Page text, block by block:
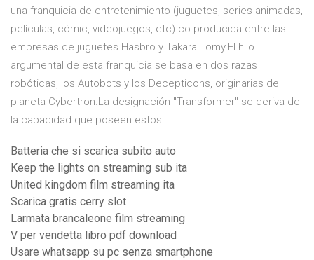
una franquicia de entretenimiento (juguetes, series animadas,
películas, cómic, videojuegos, etc) co-producida entre las
empresas de juguetes Hasbro y Takara Tomy.El hilo
argumental de esta franquicia se basa en dos razas
robóticas, los Autobots y los Decepticons, originarias del
planeta Cybertron.La designación "Transformer" se deriva de
la capacidad que poseen estos
Batteria che si scarica subito auto
Keep the lights on streaming sub ita
United kingdom film streaming ita
Scarica gratis cerry slot
Larmata brancaleone film streaming
V per vendetta libro pdf download
Usare whatsapp su pc senza smartphone